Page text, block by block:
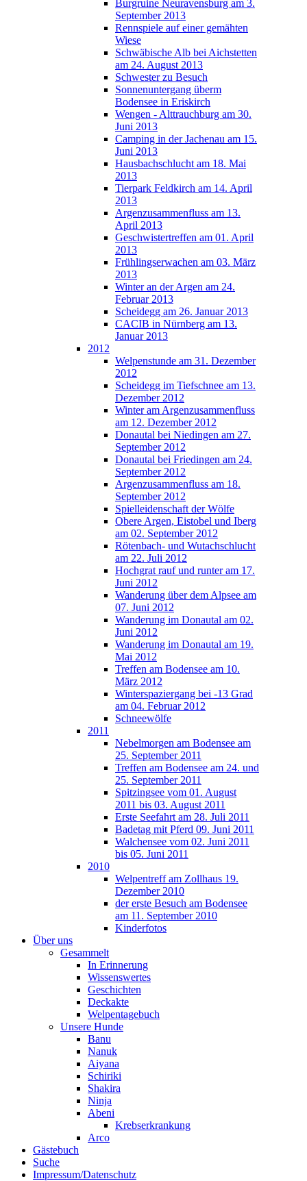
Burgruine Neuravensburg am 3.
September 2013
Rennspiele auf einer gemähten
Wiese
Schwäbische Alb bei Aichstetten
am 24. August 2013
Schwester zu Besuch
Sonnenuntergang überm
Bodensee in Eriskirch
Wengen - Alttrauchburg am 30.
Juni 2013
Camping in der Jachenau am 15.
Juni 2013
Hausbachschlucht am 18. Mai
2013
Tierpark Feldkirch am 14. April
2013
Argenzusammenfluss am 13.
April 2013
Geschwistertreffen am 01. April
2013
Frühlingserwachen am 03. März
2013
Winter an der Argen am 24.
Februar 2013
Scheidegg am 26. Januar 2013
CACIB in Nürnberg am 13.
Januar 2013
2012
Welpenstunde am 31. Dezember
2012
Scheidegg im Tiefschnee am 13.
Dezember 2012
Winter am Argenzusammenfluss
am 12. Dezember 2012
Donautal bei Niedingen am 27.
September 2012
Donautal bei Friedingen am 24.
September 2012
Argenzusammenfluss am 18.
September 2012
Spielleidenschaft der Wölfe
Obere Argen, Eistobel und Iberg
am 02. September 2012
Rötenbach- und Wutachschlucht
am 22. Juli 2012
Hochgrat rauf und runter am 17.
Juni 2012
Wanderung über dem Alpsee am
07. Juni 2012
Wanderung im Donautal am 02.
Juni 2012
Wanderung im Donautal am 19.
Mai 2012
Treffen am Bodensee am 10.
März 2012
Winterspaziergang bei -13 Grad
am 04. Februar 2012
Schneewölfe
2011
Nebelmorgen am Bodensee am
25. September 2011
Treffen am Bodensee am 24. und
25. September 2011
Spitzingsee vom 01. August
2011 bis 03. August 2011
Erste Seefahrt am 28. Juli 2011
Badetag mit Pferd 09. Juni 2011
Walchensee vom 02. Juni 2011
bis 05. Juni 2011
2010
Welpentreff am Zollhaus 19.
Dezember 2010
der erste Besuch am Bodensee
am 11. September 2010
Kinderfotos
Über uns
Gesammelt
In Erinnerung
Wissenswertes
Geschichten
Deckakte
Welpentagebuch
Unsere Hunde
Banu
Nanuk
Aiyana
Schiriki
Shakira
Ninja
Abeni
Krebserkrankung
Arco
Gästebuch
Suche
Impressum/Datenschutz